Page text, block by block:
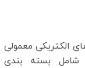
الکتریکی معمولی
شامل بسته بندی